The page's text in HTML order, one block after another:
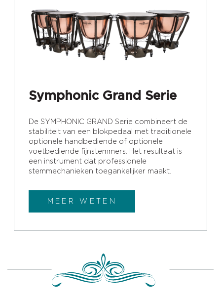
Symphonic Grand Serie
De SYMPHONIC GRAND Serie combineert de
stabiliteit van een blokpedaal met traditionele
optionele handbediende of optionele
voetbediende fijnstemmers. Het resultaat is
een instrument dat professionele
stemmechanieken toegankelijker maakt.
MEER WETEN